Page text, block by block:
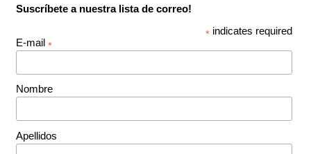
Suscríbete a nuestra lista de correo!
* indicates required
E-mail *
Nombre
Apellidos